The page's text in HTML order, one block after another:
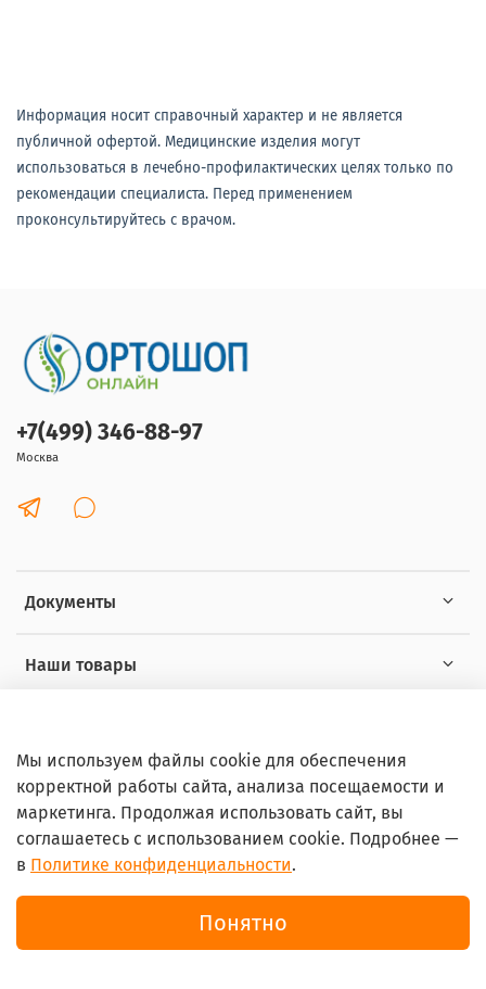
Информация носит справочный характер и не является
публичной офертой. Медицинские изделия могут
использоваться в лечебно-профилактических целях только по
рекомендации специалиста. Перед применением
проконсультируйтесь с врачом.
Документы
Наши товары
+7(499) 346-88-97
Москва
© 2026 Любое использование контента без письменного
разрешения запрещено
Мы используем файлы cookie для обеспечения
корректной работы сайта, анализа посещаемости и
маркетинга. Продолжая использовать сайт, вы
соглашаетесь с использованием cookie. Подробнее —
в Политике конфиденциальности.
Понятно